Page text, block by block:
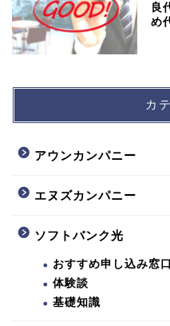
良
め
カ
アウンカンパニー
エヌズカンパニー
ソフトバンク光
おすすめ申し込み窓口
体験談
基礎知識